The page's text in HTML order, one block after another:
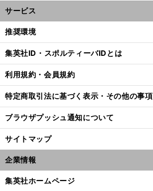
サービス
推奨環境
集英社ID・スポルティーバIDとは
利用規約・会員規約
特定商取引法に基づく表示・その他の事項
ブラウザプッシュ通知について
サイトマップ
企業情報
集英社ホームページ